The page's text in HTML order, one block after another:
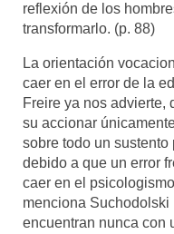
reflexión de los
transformarlo. (p. 88)
La orientación
caer en el error de la
Freire ya nos advierte,
su accionar
sobre todo un
debido a que un error
caer en el
menciona Suchodolski
encuentran nunca con